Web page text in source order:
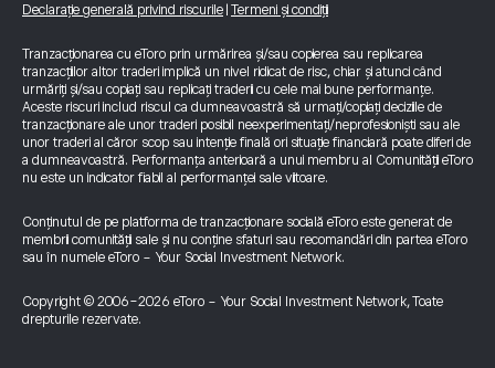
Declarație generală privind riscurile Termeni și condiții
Tranzacționarea cu eToro prin urmărirea și/sau copierea sau replicarea
tranzacțiilor altor traderi implică un nivel ridicat de risc, chiar și atunci când
urmăriți și/sau copiați sau replicați traderii cu cele mai bune performanțe.
Aceste riscuri includ riscul ca dumneavoastră să urmați/copiați deciziile de
tranzacționare ale unor traderi posibil neexperimentați/neprofesioniști sau ale
unor traderi al căror scop sau intenție finală ori situație financiară poate diferi de
a dumneavoastră. Performanța anterioară a unui membru al Comunității eToro
nu este un indicator fiabil al performanței sale viitoare.
Conținutul de pe platforma de tranzacționare socială eToro este generat de
membrii comunității sale și nu conține sfaturi sau recomandări din partea eToro
sau în numele eToro - Your Social Investment Network.
Copyright © 2006-2026 eToro - Your Social Investment Network, Toate
drepturile rezervate.